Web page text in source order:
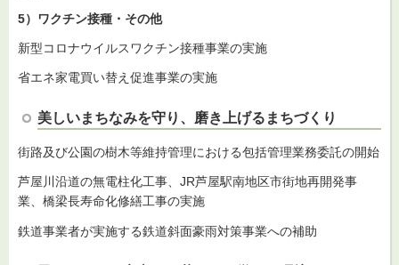
5）ワクチン接種・その他
新型コロナウイルスワクチン接種事業の実施
省エネ家電買い替え促進事業の実施
美しいまちなみを守り、磨き上げるまちづくり
街路及び公園の樹木等維持管理における包括管理業務委託の開始
芦屋川沿道の無電柱化工事、JR芦屋駅南地区市街地再開発事
業、橋梁長寿命化修繕工事の実施
鉄道事業者が実施する鉄道斜面豪雨対策事業への補助